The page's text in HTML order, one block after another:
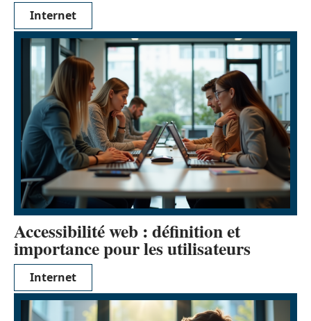
Internet
Accessibilité web : définition et
importance pour les utilisateurs
Internet